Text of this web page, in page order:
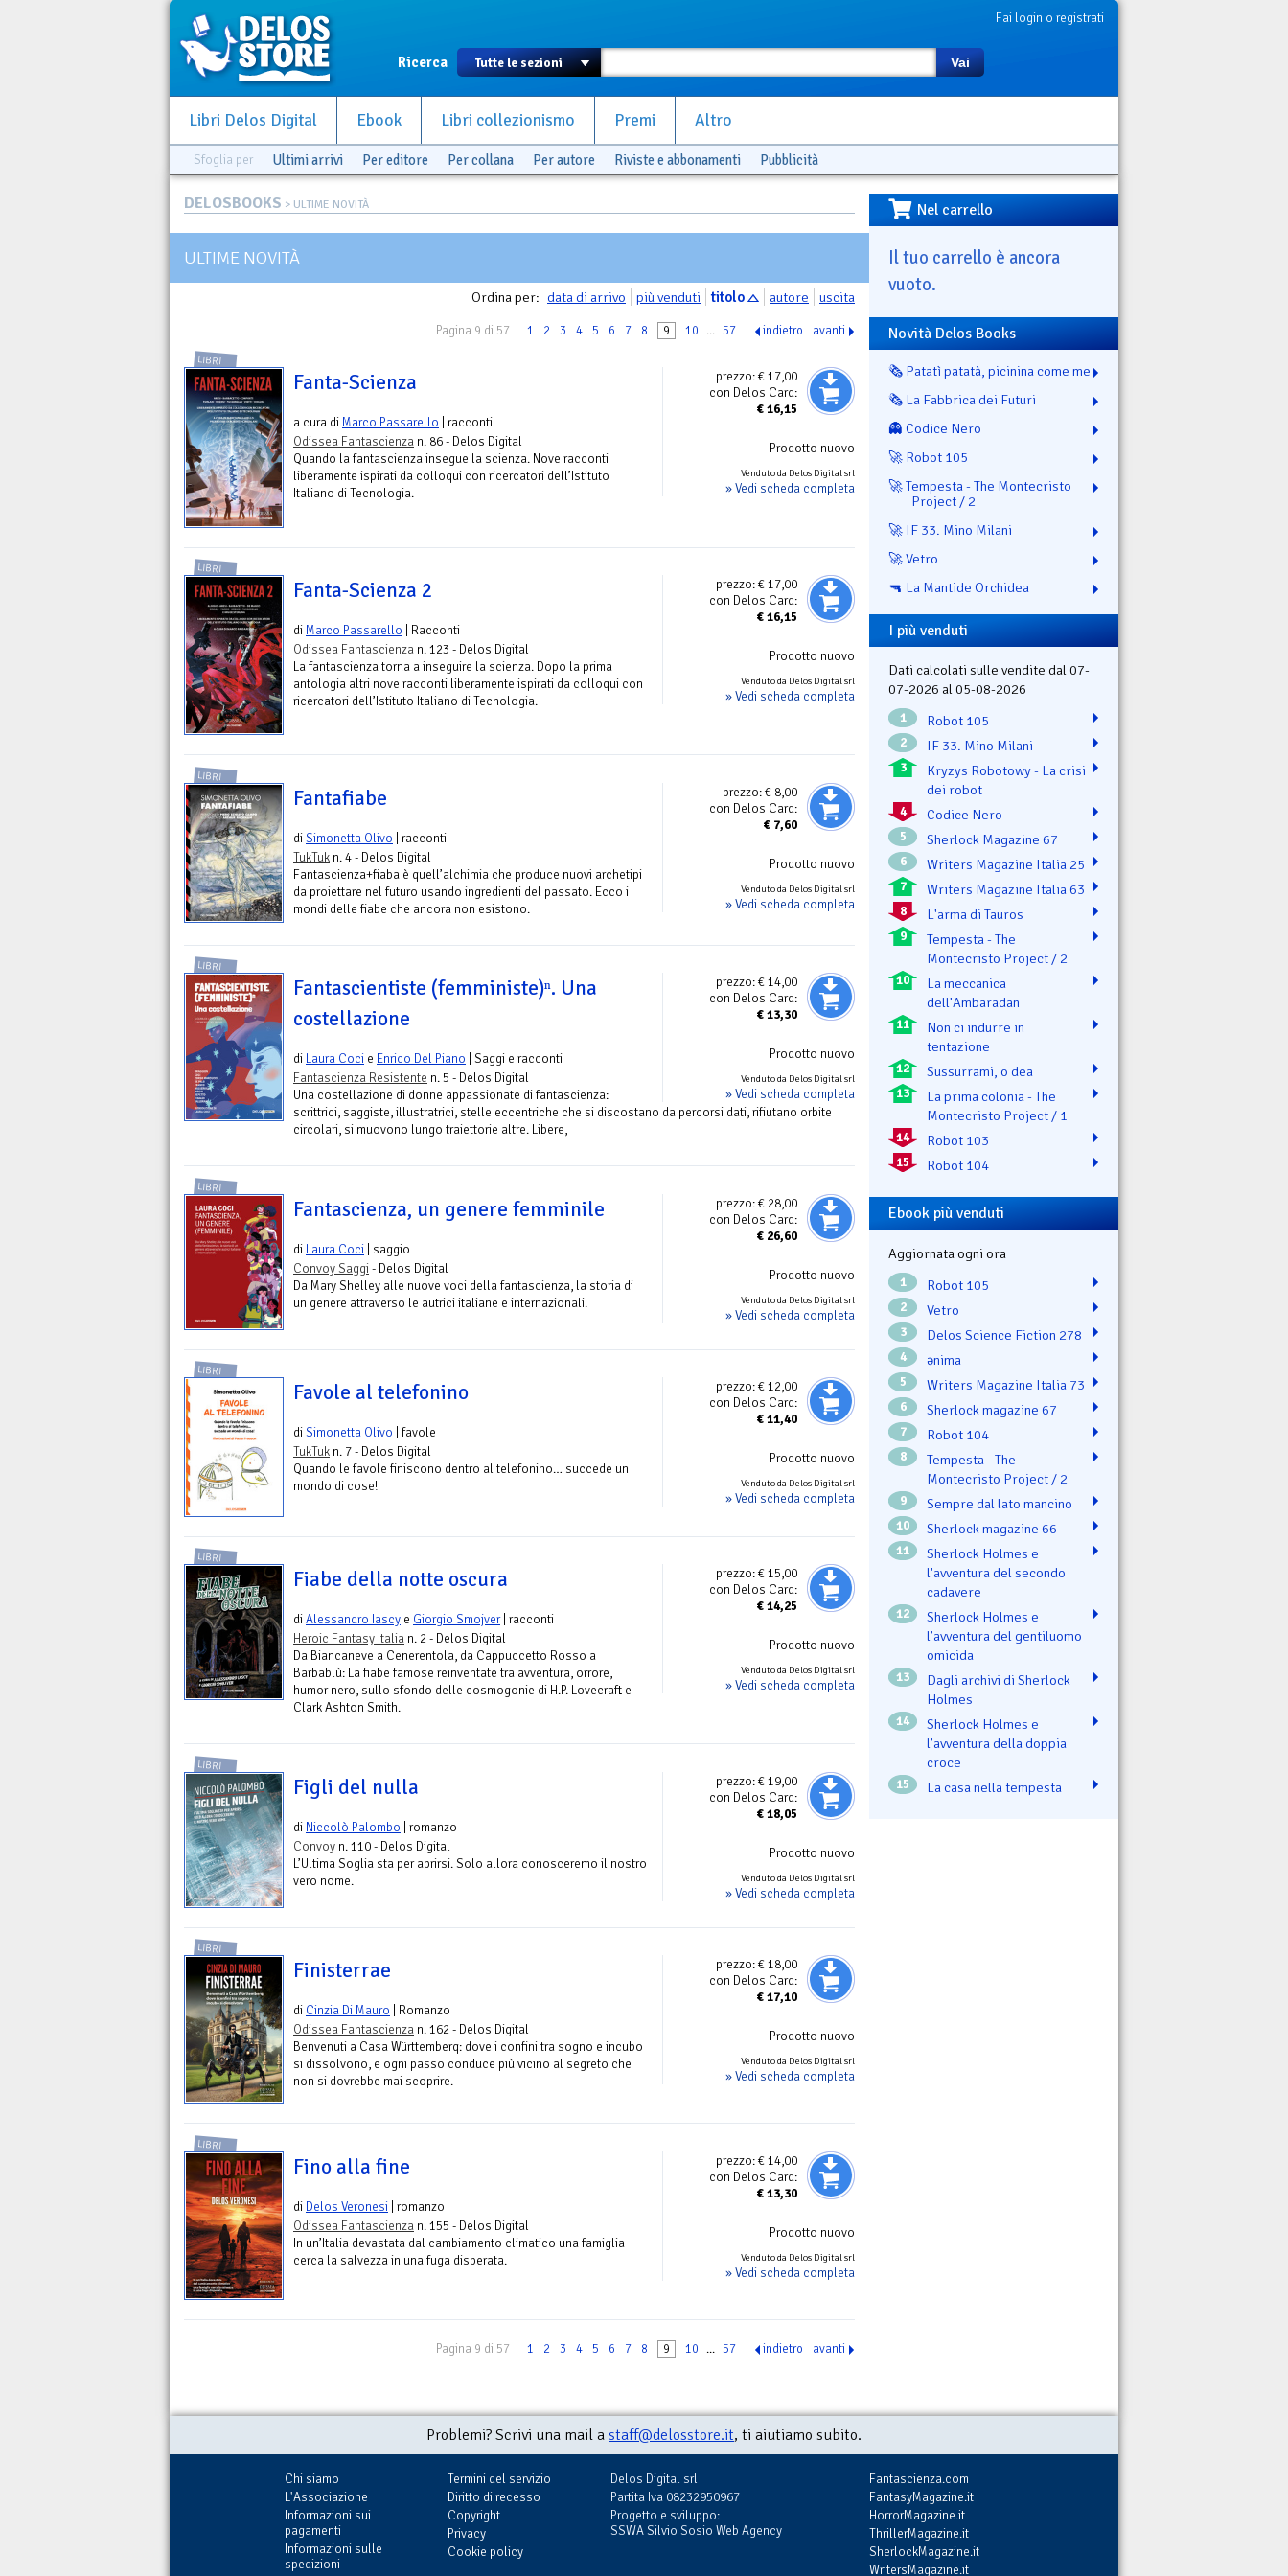
Fai login o registrati
Ricerca Vai
Libri Delos Digital Ebook Libri collezionismo Premi Altro
Sfoglia per Ultimi arrivi Per editore Per collana Per autore Riviste e abbonamenti Pubblicità
DELOSBOOKS > ULTIME NOVITÀ
ULTIME NOVITÀ
Ordina per: data di arrivo più venduti titolo autore uscita
Pagina 9 di 57 1 2 3 4 5 6 7 8 9 10 ... 57 indietro avanti
prezzo:€ 17,00
con Delos Card:
€16,15
Prodotto nuovo
Venduto da Delos Digital srl
» Vedi scheda completa
LIBRI
Fanta-Scienza
a cura di Marco Passarello | racconti
Odissea Fantascienza n. 86 - Delos Digital
Quando la fantascienza insegue la scienza. Nove racconti
liberamente ispirati da colloqui con ricercatori dell’Istituto
Italiano di Tecnologia.
prezzo:€ 17,00
con Delos Card:
€16,15
Prodotto nuovo
Venduto da Delos Digital srl
» Vedi scheda completa
LIBRI
Fanta-Scienza 2
di Marco Passarello | Racconti
Odissea Fantascienza n. 123 - Delos Digital
La fantascienza torna a inseguire la scienza. Dopo la prima
antologia altri nove racconti liberamente ispirati da colloqui con
ricercatori dell’Istituto Italiano di Tecnologia.
prezzo:€ 8,00
con Delos Card:
€ 7,60
Prodotto nuovo
Venduto da Delos Digital srl
» Vedi scheda completa
LIBRI
Fantafiabe
diSimonetta Olivo | racconti
TukTuk n. 4 - Delos Digital
Fantascienza+fiaba è quell’alchimia che produce nuovi archetipi
da proiettare nel futuro usando ingredienti del passato. Ecco i
mondi delle fiabe che ancora non esistono.
prezzo:€ 14,00
con Delos Card:
€13,30
Prodotto nuovo
Venduto da Delos Digital srl
» Vedi scheda completa
LIBRI
Fantascientiste (femministe)ⁿ. Una
costellazione
di Laura Coci e Enrico Del Piano | Saggi e racconti
Fantascienza Resistente n. 5 - Delos Digital
Una costellazione di donne appassionate di fantascienza:
scrittrici, saggiste, illustratrici, stelle eccentriche che si discostano da percorsi dati, rifiutano orbite
circolari, si muovono lungo traiettorie altre. Libere,
prezzo:€ 28,00
con Delos Card:
€ 26,60
Prodotto nuovo
Venduto da Delos Digital srl
» Vedi scheda completa
LIBRI
Fantascienza, un genere femminile
di Laura Coci | saggio
Convoy Saggi - Delos Digital
Da Mary Shelley alle nuove voci della fantascienza, la storia di
un genere attraverso le autrici italiane e internazionali.
prezzo:€ 12,00
con Delos Card:
€11,40
Prodotto nuovo
Venduto da Delos Digital srl
» Vedi scheda completa
LIBRI
Favole al telefonino
diSimonetta Olivo | favole
TukTuk n. 7 - Delos Digital
Quando le favole finiscono dentro al telefonino… succede un
mondo di cose!
prezzo:€ 15,00
con Delos Card:
€14,25
Prodotto nuovo
Venduto da Delos Digital srl
» Vedi scheda completa
LIBRI
Fiabe della notte oscura
diAlessandro Iascy e Giorgio Smojver| racconti
Heroic Fantasy Italia n. 2 - Delos Digital
Da Biancaneve a Cenerentola, da Cappuccetto Rosso a
Barbablù: La fiabe famose reinventate tra avventura, orrore,
humor nero, sullo sfondo delle cosmogonie di H.P. Lovecraft e
Clark Ashton Smith.
prezzo:€ 19,00
con Delos Card:
€18,05
Prodotto nuovo
Venduto da Delos Digital srl
» Vedi scheda completa
LIBRI
Figli del nulla
di Niccolò Palombo | romanzo
Convoy n. 110 - Delos Digital
L’Ultima Soglia sta per aprirsi. Solo allora conosceremo il nostro
vero nome.
prezzo:€ 18,00
con Delos Card:
€17,10
Prodotto nuovo
Venduto da Delos Digital srl
» Vedi scheda completa
LIBRI
Finisterrae
di Cinzia Di Mauro | Romanzo
Odissea Fantascienza n. 162 - Delos Digital
Benvenuti a Casa Württemberq: dove i confini tra sogno e incubo
si dissolvono, e ogni passo conduce più vicino al segreto che
non si dovrebbe mai scoprire.
prezzo:€ 14,00
con Delos Card:
€13,30
Prodotto nuovo
Venduto da Delos Digital srl
» Vedi scheda completa
LIBRI
Fino alla fine
di Delos Veronesi | romanzo
Odissea Fantascienza n. 155 - Delos Digital
In un’Italia devastata dal cambiamento climatico una famiglia
cerca la salvezza in una fuga disperata.
Pagina 9 di 57 1 2 3 4 5 6 7 8 9 10 ... 57 indietro avanti
Nel carrello
Il tuo carrello è ancora
vuoto.
Novità Delos Books
🗞️ Patatì patatà, picinina come me
🗞️ La Fabbrica dei Futuri
👻 Codice Nero
🚀 Robot 105
🚀 Tempesta - The Montecristo
Project / 2
🚀 IF 33. Mino Milani
🚀 Vetro
🔫 La Mantide Orchidea
I più venduti
Dati calcolati sulle vendite dal 07-
07-2026 al 05-08-2026
1 Robot 105
2 IF 33. Mino Milani
3
Kryzys Robotowy - La crisi
dei robot
4 Codice Nero
5 Sherlock Magazine 67
6 Writers Magazine Italia 25
7 Writers Magazine Italia 63
8 L'arma di Tauros
9
Tempesta - The
Montecristo Project / 2
10
La meccanica
dell'Ambaradan
11
Non ci indurre in
tentazione
12 Sussurrami, o dea
13
La prima colonia - The
Montecristo Project / 1
14 Robot 103
15 Robot 104
Ebook più venduti
Aggiornata ogni ora
1 Robot 105
2 Vetro
3 Delos Science Fiction 278
4 ənima
5 Writers Magazine Italia 73
6 Sherlock magazine 67
7 Robot 104
8
Tempesta - The
Montecristo Project / 2
9 Sempre dal lato mancino
10 Sherlock magazine 66
11
Sherlock Holmes e
l'avventura del secondo
cadavere
12
Sherlock Holmes e
l’avventura del gentiluomo
omicida
13
Dagli archivi di Sherlock
Holmes
14
Sherlock Holmes e
l’avventura della doppia
croce
15 La casa nella tempesta
Problemi? Scrivi una mail a staff@delosstore.it, ti aiutiamo subito.
Chi siamo
L'Associazione
Informazioni sui
pagamenti
Informazioni sulle
spedizioni
Termini del servizio
Diritto di recesso
Copyright
Privacy
Cookie policy
Delos Digital srl
Partita Iva 08232950967
Progetto e sviluppo:
SSWA Silvio Sosio Web Agency
Fantascienza.com
FantasyMagazine.it
HorrorMagazine.it
ThrillerMagazine.it
SherlockMagazine.it
WritersMagazine.it